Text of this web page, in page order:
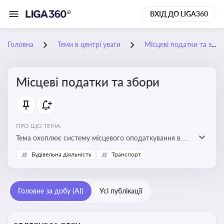
ВХІД ДО LIGA360
Головна Теми в центрі уваги Місцеві податки та збори
Місцеві податки та збори
ПРО ЩО ТЕМА:
Тема охоплює систему місцевого оподаткування в
Україні, включаючи туристичний збір, плату за
земельні ділянки, за паркування транспорту
Будівельна діяльність Транспорт
Головне за добу (AI) Усі публікації